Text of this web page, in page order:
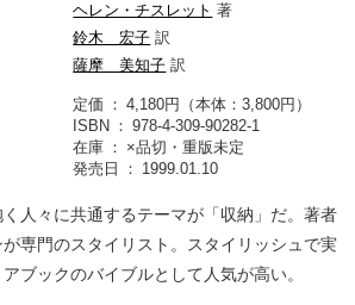
ヘレン・チスレット 著
鈴木 宏子 訳
薩摩 美知子 訳
定価
4,180円（本体：3,800円）
ISBN
978-4-309-90282-1
在庫
×品切・重版未定
発売日
1999.01.10
人々に共通するテーマが「収納」だ。著者
専門のスタイリスト。スタイリッシュで実
ブックのバイブルとして人気が高い。